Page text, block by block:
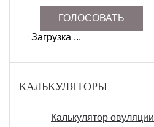
ГОЛОСОВАТЬ
Загрузка ...
КАЛЬКУЛЯТОРЫ
Калькулятор овуляции